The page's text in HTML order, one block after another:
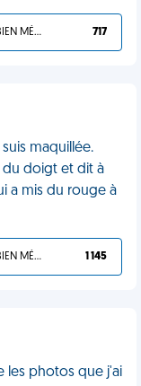
TU L'AS BIEN MÉRITÉ 717
maquillée.
du doigt et dit à
a mis du rouge à
TU L'AS BIEN MÉRITÉ 1 145
les photos que j'ai